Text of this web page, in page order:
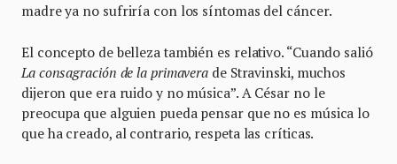
madre ya no sufriría con los síntomas del cáncer.
El concepto de belleza también es relativo. “Cuando salió
La consagración de la primavera de Stravinski, muchos
dijeron que era ruido y no música”. A César no le
preocupa que alguien pueda pensar que no es música lo
que ha creado, al contrario, respeta las críticas.